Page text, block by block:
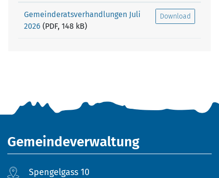
Gemeinderatsverhandlungen Juli
2026 (PDF, 148 kB)
Download
Gemeindeverwaltung
Spengelgass 10